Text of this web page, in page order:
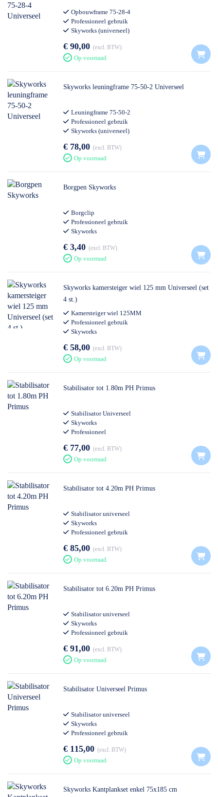
Opbouwframe 75-28-4
Professioneel gebruik
Skyworks (universeel)
€ 90,00 excl. BTW
Op voorraad
Skyworks leuningframe 75-50-2 Universeel
Leuningframe 75-50-2
Professioneel gebruik
Skyworks (universeel)
€ 78,00 excl. BTW
Op voorraad
Borgpen Skyworks
Borgclip
Professioneel gebruik
Skyworks
€ 3,40 excl. BTW
Op voorraad
Skyworks kamersteiger wiel 125 mm Universeel (set
4 st.)
Kamersteiger wiel 125MM
Professioneel gebruik
Skyworks
€ 58,00 excl. BTW
Op voorraad
Stabilisator tot 1.80m PH Primus
Stabilisator Universeel
Skyworks
Professioneel
€ 77,00 excl. BTW
Op voorraad
Stabilisator tot 4.20m PH Primus
Stabilisator universeel
Skyworks
Professioneel gebruik
€ 85,00 excl. BTW
Op voorraad
Stabilisator tot 6.20m PH Primus
Stabilisator universeel
Skyworks
Professioneel gebruik
€ 91,00 excl. BTW
Op voorraad
Stabilisator Universeel Primus
Stabilisator universeel
Skyworks
Professioneel gebruik
€ 115,00 excl. BTW
Op voorraad
Skyworks Kantplankset enkel 75x185 cm